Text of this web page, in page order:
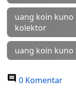
uang koin kuno
kolektor
uang koin kuno
0 Komentar